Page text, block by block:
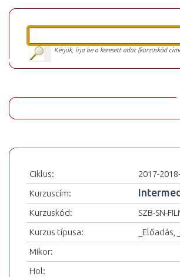
Kérjük, írja be a keresett adat (kurzuskód
Ciklus:
2017-
Kurzuscím:
Kurzuskód:
SZB-SN-
Kurzus típusa:
Mikor:
Hol: